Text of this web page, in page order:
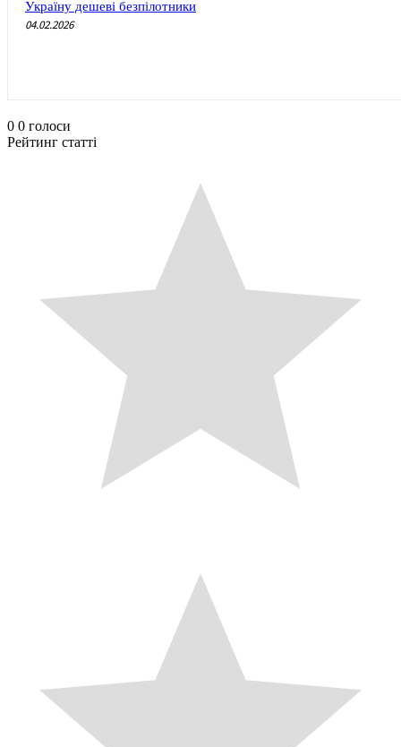
Україну дешеві безпілотники
04.02.2026
0 0 голоси
Рейтинг статті